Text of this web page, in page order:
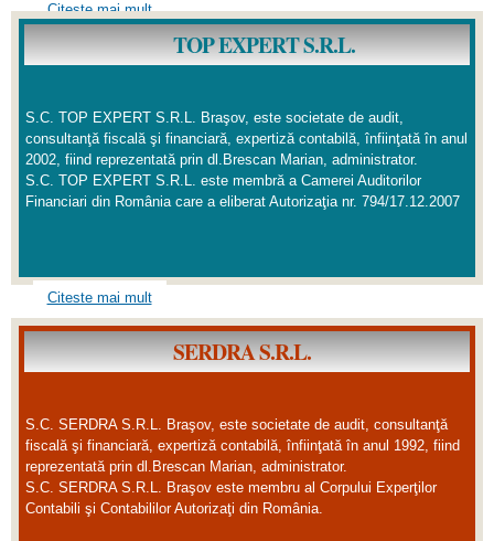
Citeste mai mult
TOP EXPERT S.R.L.
S.C. TOP EXPERT S.R.L. Braşov, este societate de audit,
consultanţă fiscală şi financiară, expertiză contabilă, înfiinţată în anul
2002, fiind reprezentată prin dl.Brescan Marian, administrator.
S.C. TOP EXPERT S.R.L. este membră a Camerei Auditorilor
Financiari din România care a eliberat Autorizaţia nr. 794/17.12.2007
Citeste mai mult
SERDRA S.R.L.
S.C. SERDRA S.R.L. Braşov, este societate de audit, consultanţă
fiscală şi financiară, expertiză contabilă, înfiinţată în anul 1992, fiind
reprezentată prin dl.Brescan Marian, administrator.
S.C. SERDRA S.R.L. Braşov este membru al Corpului Experţilor
Contabili şi Contabililor Autorizaţi din România.